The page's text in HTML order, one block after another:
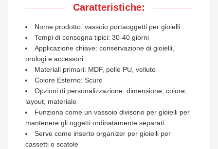
Caratteristiche:
Nome prodotto: vassoio portaoggetti per gioielli
Tempi di consegna tipici: 30-40 giorni
Applicazione chiave: conservazione di gioielli,
orologi e accessori
Materiali primari: MDF, pelle PU, velluto
Colore Esterno: Scuro
Opzioni di personalizzazione: dimensione, colore,
layout, materiale
Funziona come un vassoio divisorio per gioielli per
mantenere gli oggetti ordinatamente separati
Serve come inserto organizer per gioielli per
cassetti o scatole